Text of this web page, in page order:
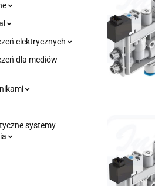
elektrycznych
dla mediów
systemy